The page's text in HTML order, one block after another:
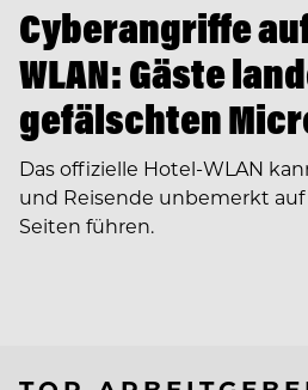
Cyberangriffe
WLAN: Gäste
gefälschten
Das offizielle Hotel-WLAN
und Reisende unbemerkt
Seiten führen.